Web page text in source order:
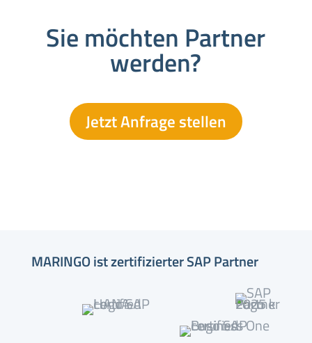
Sie möchten Partner
werden?
Jetzt Anfrage stellen
MARINGO ist zertifizierter SAP Partner